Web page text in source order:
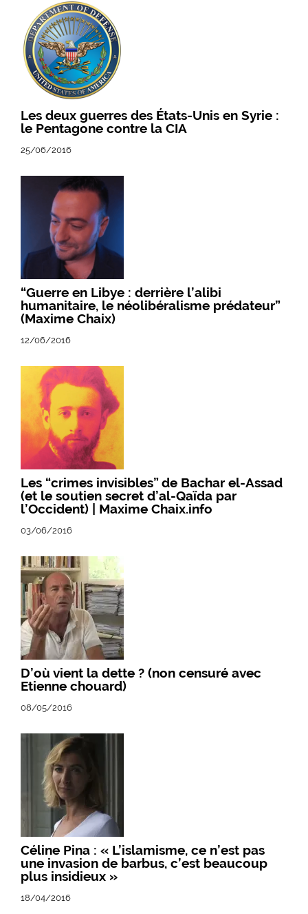
Les deux guerres des États-Unis en Syrie :
le Pentagone contre la CIA
25/06/2016
“Guerre en Libye : derrière l’alibi
humanitaire, le néolibéralisme prédateur”
(Maxime Chaix)
12/06/2016
Les “crimes invisibles” de Bachar el-Assad
(et le soutien secret d’al-Qaïda par
l’Occident) | Maxime Chaix.info
03/06/2016
D’où vient la dette ? (non censuré avec
Etienne chouard)
08/05/2016
Céline Pina : « L’islamisme, ce n’est pas
une invasion de barbus, c’est beaucoup
plus insidieux »
18/04/2016